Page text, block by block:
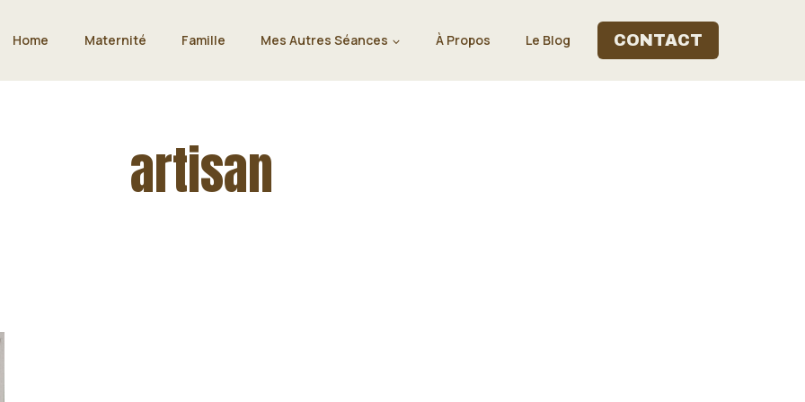
Home Maternité Famille Mes Autres Séances À Propos Le Blog CONTACT
artisan